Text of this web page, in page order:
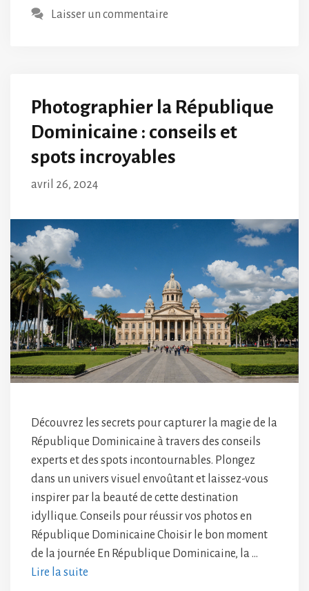
Laisser un commentaire
Photographier la République
Dominicaine : conseils et
spots incroyables
avril 26, 2024
Découvrez les secrets pour capturer la magie de la
République Dominicaine à travers des conseils
experts et des spots incontournables. Plongez
dans un univers visuel envoûtant et laissez-vous
inspirer par la beauté de cette destination
idyllique. Conseils pour réussir vos photos en
République Dominicaine Choisir le bon moment
de la journée En République Dominicaine, la …
Lire la suite